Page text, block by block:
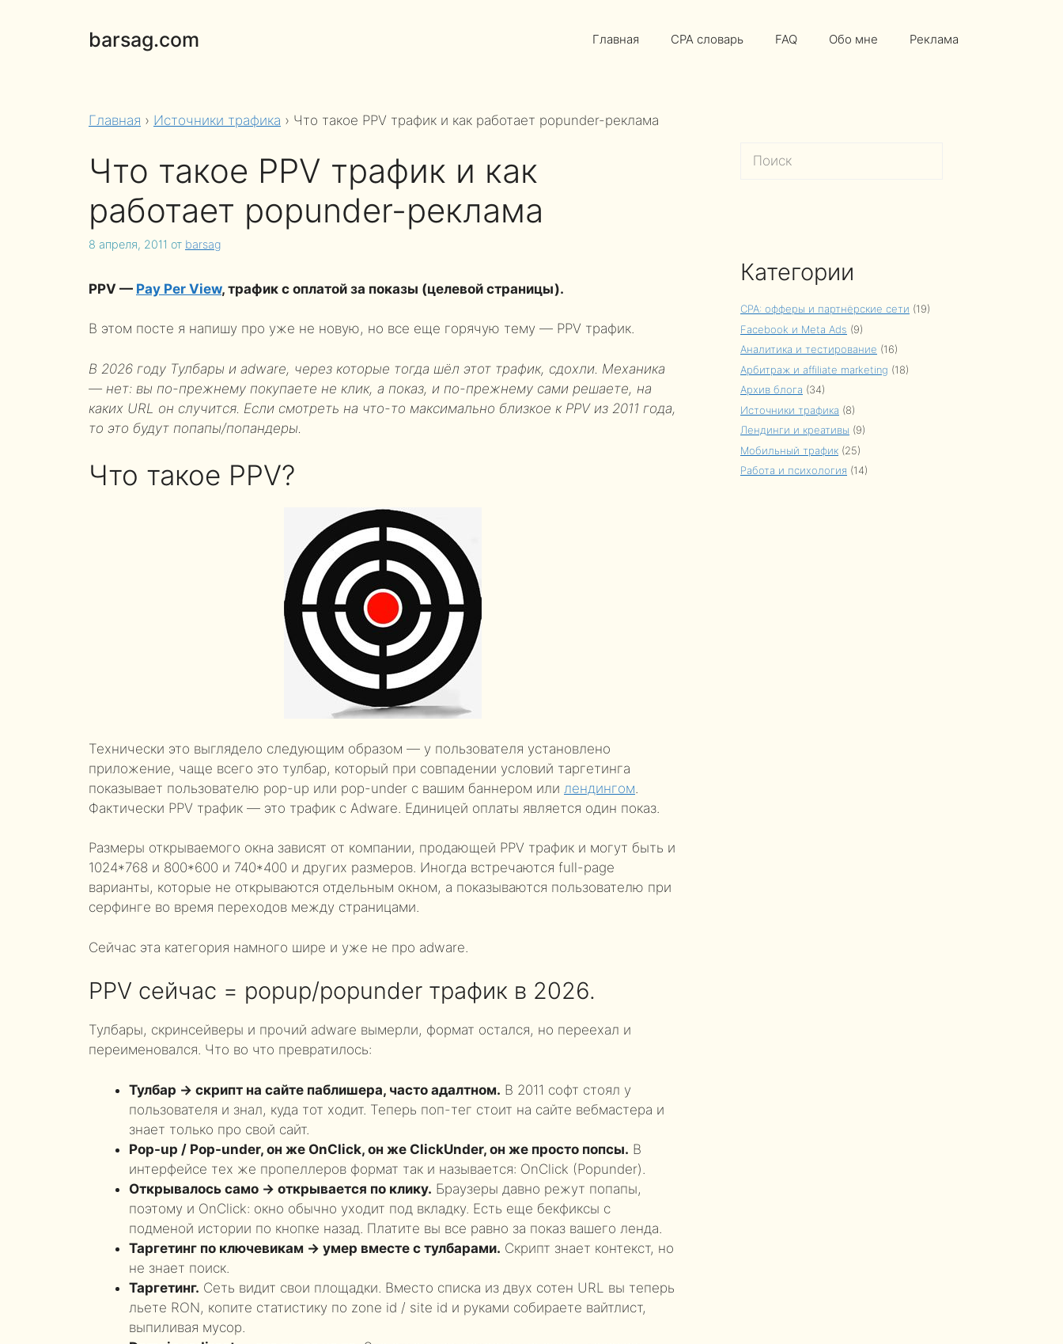
содержимомуbarsag.com Главная CPA словарь FAQ Обо мне Реклама
Главная › Источники трафика › Что такое PPV трафик и как работает popunder-реклама
Что такое PPV трафик и как
работает popunder-реклама
8 апреля, 2011 от barsag
PPV — Pay Per View, трафик с оплатой за показы (целевой страницы).
В этом посте я напишу про уже не новую, но все еще горячую тему — PPV трафик.
В 2026 году Тулбары и adware, через которые тогда шёл этот трафик, сдохли. Механика
— нет: вы по-прежнему покупаете не клик, а показ, и по-прежнему сами решаете, на
каких URL он случится. Если смотреть на что-то максимально близкое к PPV из 2011 года,
то это будут попапы/попандеры.
Что такое PPV?
Технически это выглядело следующим образом — у пользователя установлено
приложение, чаще всего это тулбар, который при совпадении условий таргетинга
показывает пользователю pop-up или pop-under с вашим баннером или лендингом
Фактически PPV трафик — это трафик с Adware. Единицей оплаты является один показ.
Размеры открываемого окна зависят от компании, продающей PPV трафик и могут быть и
1024*768 и 800*600 и 740*400 и других размеров. Иногда встречаются full-page
варианты, которые не открываются отдельным окном, а показываются пользователю при
серфинге во время переходов между страницами.
Сейчас эта категория намного шире и уже не про adware.
PPV сейчас = popup/popunder трафик в 2026.
Тулбары, скринсейверы и прочий adware вымерли, формат остался, но переехал и
переименовался. Что во что превратилось:
Тулбар -> скрипт на сайте паблишера, часто адалтном. В 2011 софт стоял у
пользователя и знал, куда тот ходит. Теперь поп-тег стоит на сайте вебмастера и
знает только про свой сайт.
Pop-up / Pop-under, он же OnClick, он же ClickUnder, он же просто попсы. В
интерфейсе тех же пропеллеров формат так и называется: OnClick (Popunder).
Открывалось само -> открывается по клику. Браузеры давно режут попапы,
поэтому и OnClick: окно обычно уходит под вкладку. Есть еще бекфиксы с
подменой истории по кнопке назад. Платите вы все равно за показ вашего ленда.
Таргетинг по ключевикам -> умер вместе с тулбарами. Скрипт знает контекст, но
не знает поиск.
Таргетинг. Сеть видит свои площадки. Вместо списка из двух сотен URL вы теперь
льете RON, копите статистику по zone id / site id и руками собираете вайтлист,
выпиливая мусор.
Поиск
Категории
CPA: офферы и партнёрские сети (19)
Facebook и Meta Ads (9)
Аналитика и тестирование (16)
Арбитраж и affiliate marketing (18)
Архив блога (34)
Источники трафика (8)
Лендинги и креативы (9)
Мобильный трафик (25)
Работа и психология (14)